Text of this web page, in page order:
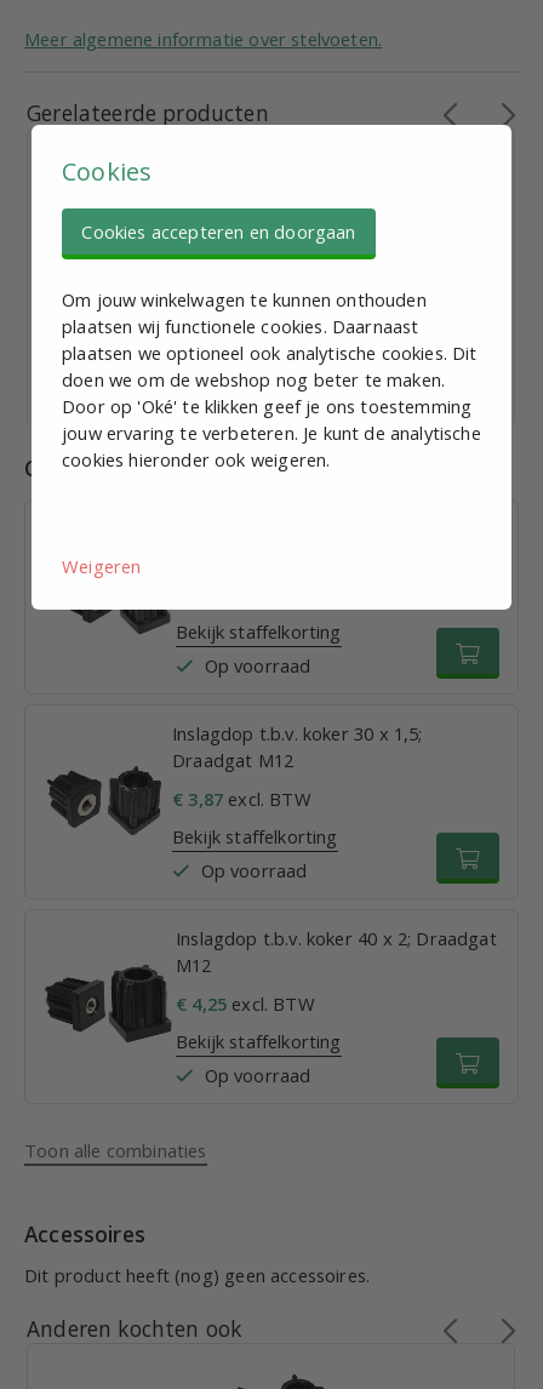
Meer algemene informatie over stelvoeten.
Gerelateerde producten
Stelvoet M12, D = 40mm, L = 50mm, Staalverzinkt
€ 3,70excl. BTW p.st.
Bekijk staffelkorting
Vandaag verzonden
Combinaties
Bekijk staffelkorting
Op voorraad
Inslagdop t.b.v. koker 30 x 1,5;
Draadgat M12
€ 3,87 excl. BTW
Bekijk staffelkorting
Op voorraad
Inslagdop t.b.v. koker 40 x 2; Draadgat
M12
€ 4,25 excl. BTW
Bekijk staffelkorting
Op voorraad
Toon alle combinaties
Accessoires
Dit product heeft (nog) geen accessoires.
Anderen kochten ook
Cookies
Cookies accepteren en doorgaan
Om jouw winkelwagen te kunnen onthouden
plaatsen wij functionele cookies. Daarnaast
plaatsen we optioneel ook analytische cookies. Dit
doen we om de webshop nog beter te maken.
Door op 'Oké' te klikken geef je ons toestemming
jouw ervaring te verbeteren. Je kunt de analytische
cookies hieronder ook weigeren.
Weigeren